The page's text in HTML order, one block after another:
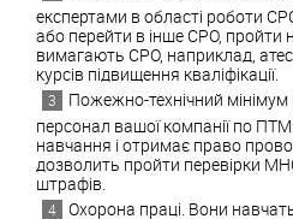
експертами в області роботи
або перейти в інше СРО, пройти
вимагають СРО, наприклад,
курсів підвищення кваліфікації.
Пожежно-технічний
персонал вашої компанії по
навчання і отримає право
дозволить пройти перевірки МНС
штрафів.
Охорона праці. Вони